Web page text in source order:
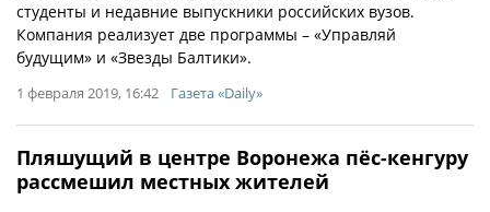
студенты и недавние выпускники российских вузов.
Компания реализует две программы – «Управляй
будущим» и «Звезды Балтики».
1 февраля 2019, 16:42 Газета «Daily»
Пляшущий в центре Воронежа пёс-кенгуру
рассмешил местных жителей